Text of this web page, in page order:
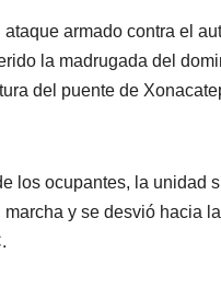
armado contra el
la madrugada del
del puente de
los ocupantes, la unidad
y se desvió hacia